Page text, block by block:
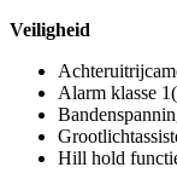
Veiligheid
Alarm klasse
Hill hold